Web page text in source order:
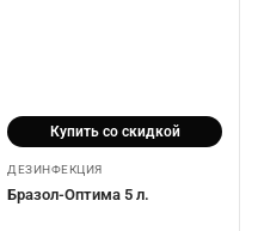
Купить со скидкой
ДЕЗИНФЕКЦИЯ
Бразол-Оптима 5 л.